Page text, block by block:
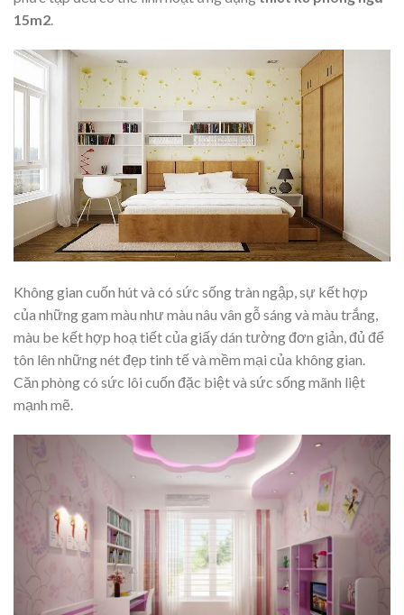
15m2.
Không gian cuốn hút và có sức sống tràn ngập, sự kết hợp
của những gam màu như màu nâu vân gỗ sáng và màu trắng,
màu be kết hợp hoạ tiết của giấy dán tường đơn giản, đủ để
tôn lên những nét đẹp tinh tế và mềm mại của không gian.
Căn phòng có sức lôi cuốn đặc biệt và sức sống mãnh liệt
mạnh mẽ.